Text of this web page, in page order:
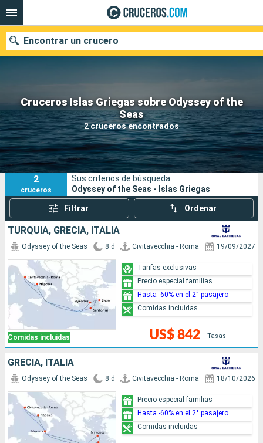
Cruceros Islas Griegas sobre Odyssey of the
Seas
2 cruceros encontrados
Encontrar un crucero
Nuestros destinos
Fecha de salida
Puertos Compañías
Buscar
2
cruceros
Sus criterios de búsqueda:
Odyssey of the Seas - Islas Griegas
Filtrar Ordenar
TURQUÍA, GRECIA, ITALIA
Comidas incluidas
Odyssey of the Seas 8 d Civitavecchia - Roma 19/09/2027
US$ 842 +Tasas
Tarifas exclusivas
Precio especial familias
Hasta -60% en el 2° pasajero
Comidas incluidas
GRECIA, ITALIA
Odyssey of the Seas 8 d Civitavecchia - Roma 18/10/2026
Precio especial familias
Hasta -60% en el 2° pasajero
Comidas incluidas